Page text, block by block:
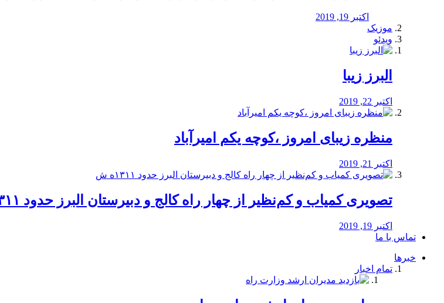
اکتبر 19, 2019
موزیک
ویدئو
البرز زیبا
اکتبر 22, 2019
منظره‌‌ زیبای امروز ،کوچه یکم امیرآباد
اکتبر 21, 2019
️تصویری کمیاب و کم‌نظیر از چهار راه كالج و دبيرستان البرز حدود ۱۳۱۱ه ش
اکتبر 19, 2019
تماس با ما
خبرها
تمام اخبار